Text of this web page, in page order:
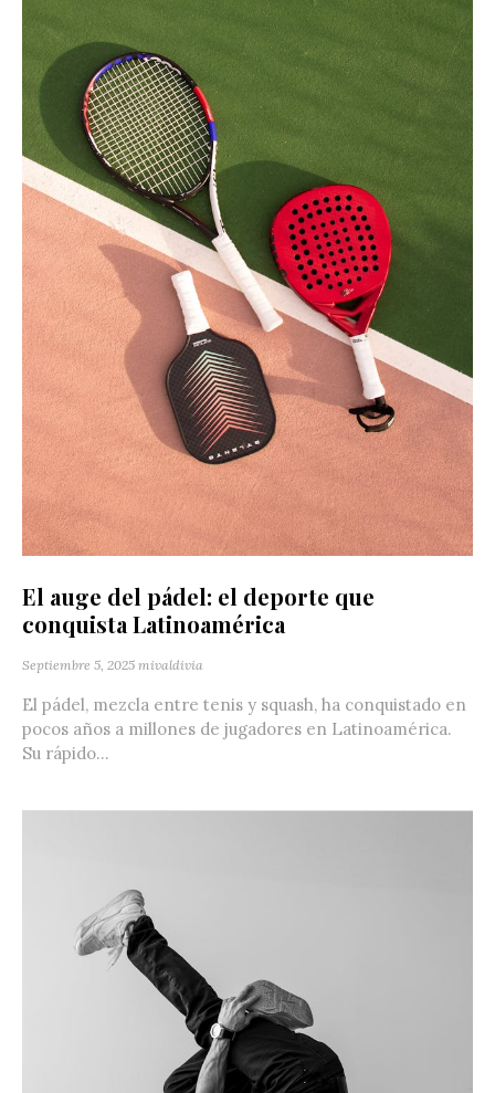
El auge del pádel: el deporte que
conquista Latinoamérica
Septiembre 5, 2025 mivaldivia
El pádel, mezcla entre tenis y squash, ha conquistado en
pocos años a millones de jugadores en Latinoamérica.
Su rápido...